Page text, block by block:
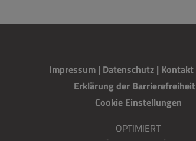
Impressum | Datenschutz | Kontakt
Erklärung der Barrierefreiheit
Cookie Einstellungen
OPTIMIERT